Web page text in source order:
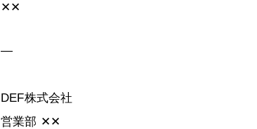
✕✕
—
DEF株式会社
営業部 ✕✕